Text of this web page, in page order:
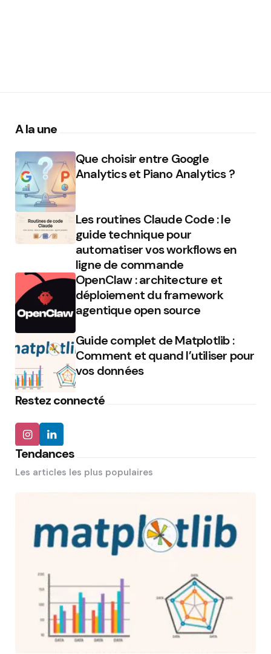
A la une
Que choisir entre Google
Analytics et Piano Analytics ?
Les routines Claude Code : le
guide technique pour
automatiser vos workflows en
ligne de commande
OpenClaw : architecture et
déploiement du framework
agentique open source
Guide complet de Matplotlib :
Comment et quand l’utiliser pour
vos données
Restez connecté
Tendances
Les articles les plus populaires